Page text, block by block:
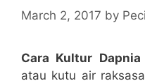
March 2, 2017 by
Cara Kultur Dapnia
atau kutu air